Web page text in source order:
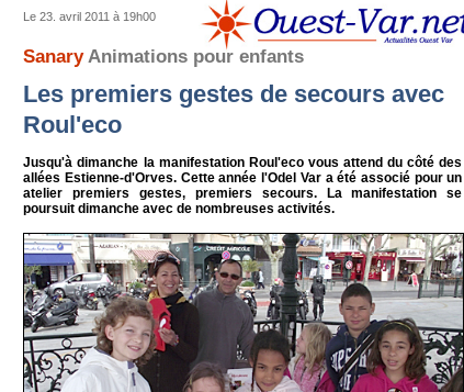
Le 23. avril 2011 à 19h00
Sanary Animations pour enfants
Les premiers gestes de secours avec
Roul'eco
Jusqu'à dimanche la manifestation Roul'eco vous attend du côté des
allées Estienne-d'Orves. Cette année l'Odel Var a été associé pour un
atelier premiers gestes, premiers secours. La manifestation se
poursuit dimanche avec de nombreuses activités.